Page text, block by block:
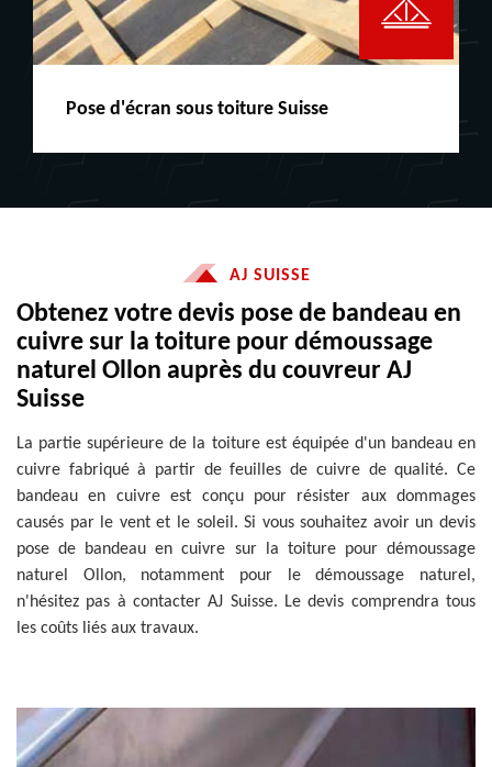
Peinture boiserie LE
AJ SUISSE
Obtenez votre devis pose de bandeau en
cuivre sur la toiture pour démoussage
naturel Ollon auprès du couvreur AJ
Suisse
La partie supérieure de la toiture est équipée d'un bandeau en
cuivre fabriqué à partir de feuilles de cuivre de qualité. Ce
bandeau en cuivre est conçu pour résister aux dommages
causés par le vent et le soleil. Si vous souhaitez avoir un devis
pose de bandeau en cuivre sur la toiture pour démoussage
naturel Ollon, notamment pour le démoussage naturel,
n'hésitez pas à contacter AJ Suisse. Le devis comprendra tous
les coûts liés aux travaux.